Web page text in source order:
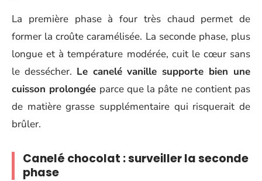
La première phase à four très chaud permet de
former la croûte caramélisée. La seconde phase, plus
longue et à température modérée, cuit le cœur sans
le dessécher. Le canelé vanille supporte bien une
cuisson prolongée parce que la pâte ne contient pas
de matière grasse supplémentaire qui risquerait de
brûler.
Canelé chocolat : surveiller la seconde
phase